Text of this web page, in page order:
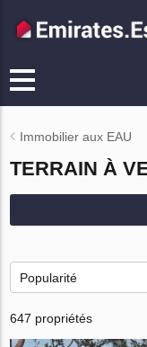
Immobilier aux EAU
TERRAIN À
Popularité
647 propriétés